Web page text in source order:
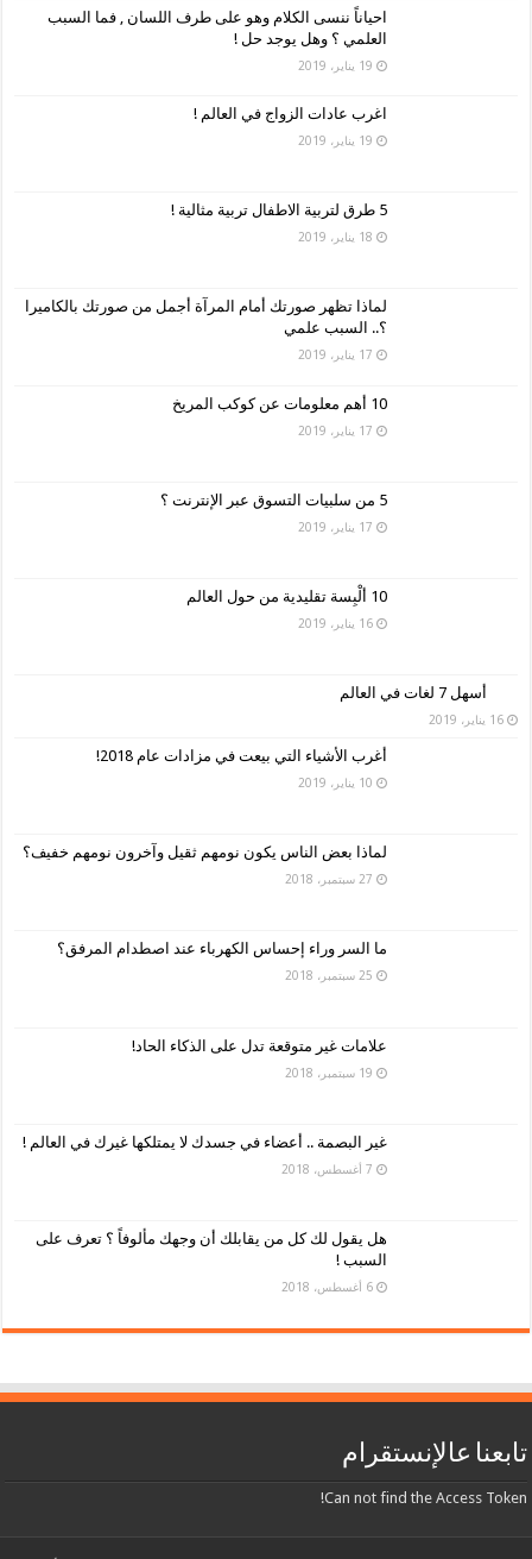
احياناً ننسى الكلام وهو على طرف اللسان , فما السبب
العلمي ؟ وهل يوجد حل !
19 يناير، 2019
اغرب عادات الزواج في العالم !
19 يناير، 2019
5 طرق لتربية الاطفال تربية مثالية !
18 يناير، 2019
لماذا تظهر صورتك أمام المرآة أجمل من صورتك بالكاميرا
؟.. السبب علمي
17 يناير، 2019
10 أهم معلومات عن كوكب المريخ
17 يناير، 2019
5 من سلبيات التسوق عبر الإنترنت ؟
17 يناير، 2019
10 ألْبِسة تقليدية من حول العالم
16 يناير، 2019
أسهل 7 لغات في العالم
16 يناير، 2019
أغرب الأشياء التي بيعت في مزادات عام 2018!
10 يناير، 2019
لماذا بعض الناس يكون نومهم ثقيل وآخرون نومهم خفيف؟
27 سبتمبر، 2018
ما السر وراء إحساس الكهرباء عند اصطدام المرفق؟
25 سبتمبر، 2018
علامات غير متوقعة تدل على الذكاء الحاد!
19 سبتمبر، 2018
غير البصمة .. أعضاء في جسدك لا يمتلكها غيرك في العالم !
7 أغسطس، 2018
هل يقول لك كل من يقابلك أن وجهك مألوفاً ؟ تعرف على
السبب !
6 أغسطس، 2018
تابعنا عالإنستقرام
Can not find the Access Token!